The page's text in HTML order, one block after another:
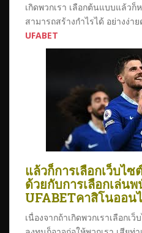
เกิดพวกเรา เลือกต้นแบบแล้วก็
สามารถสร้างกำไรได้ อย่างง่า
UFABET
แล้วก็การเลือกเว็บไ
ด้วยกับการเลือกเล่น
UFABETคาสิโนออน
เนื่องจากถ้าเกิดพวกเราเลือกเ